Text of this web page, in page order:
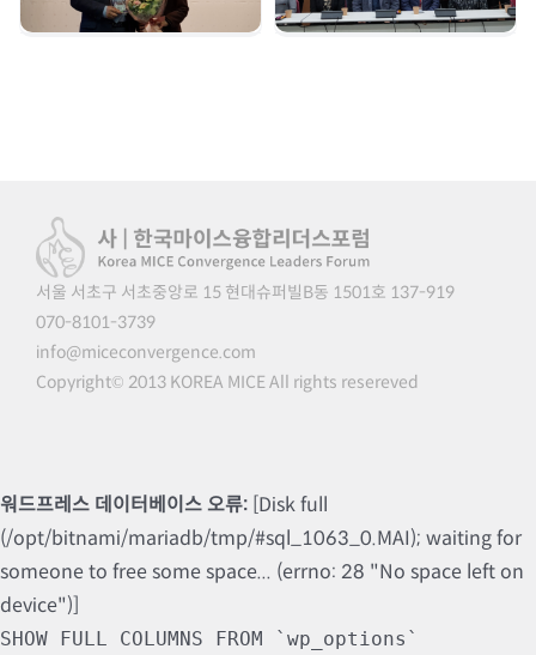
서울 서초구 서초중앙로 15 현대슈퍼빌B동 1501호 137-919
070-8101-3739
info@miceconvergence.com
Copyright© 2013 KOREA MICE All rights resereved
워드프레스 데이터베이스 오류: [Disk full
(/opt/bitnami/mariadb/tmp/#sql_1063_0.MAI); waiting for
someone to free some space... (errno: 28 "No space left on
device")]
SHOW FULL COLUMNS FROM `wp_options`